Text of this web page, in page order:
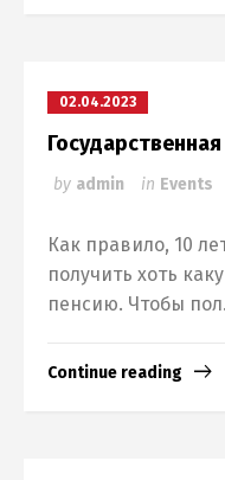
02.04.2023
by admin in Events
Как правило, 10
получить хоть
пенсию. Чтобы
Continue reading